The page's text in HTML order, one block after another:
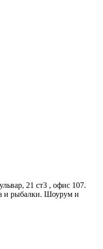
21 ст3 , офис 107.
и рыбалки. Шоурум и